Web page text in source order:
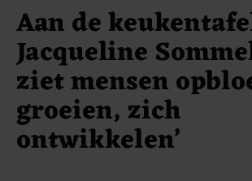
Aan de
Jacqueline
ziet mensen
groeien, zich
ontwikkelen’